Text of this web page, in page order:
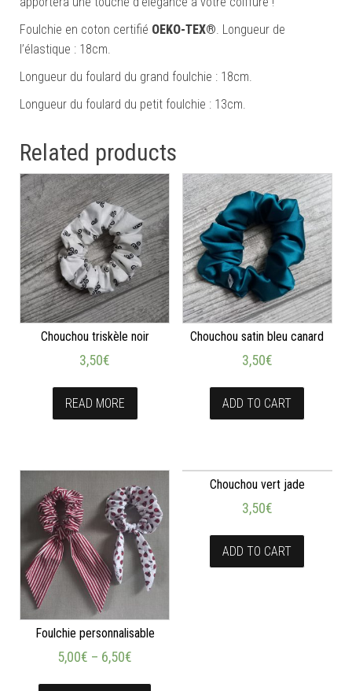
Foulchie en coton certifié OEKO-TEX® . Longueur de
l’élastique : 18cm.
Longueur du foulard du grand foulchie : 18cm.
Longueur du foulard du petit foulchie : 13cm.
Related products
Chouchou triskèle noir
3,50€
READ MORE
Chouchou satin bleu canard
3,50€
ADD TO CART
Foulchie personnalisable
5,00€ – 6,50€
Chouchou vert jade
3,50€
ADD TO CART